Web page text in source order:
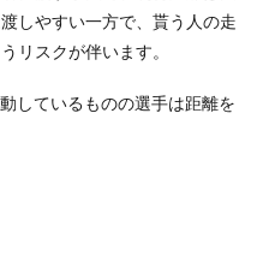
・兄弟の結婚式に夫婦と子
るときのご祝儀
に夫婦と子供で出席することになっ
はいくら包むべきなのか、その相場
しやすい一方で、貰う人の走
リスクが伴います。
しているものの選手は距離を